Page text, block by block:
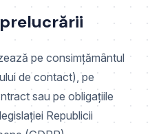
pe consimțământul
de contact), pe
sau pe obligațiile
Republicii